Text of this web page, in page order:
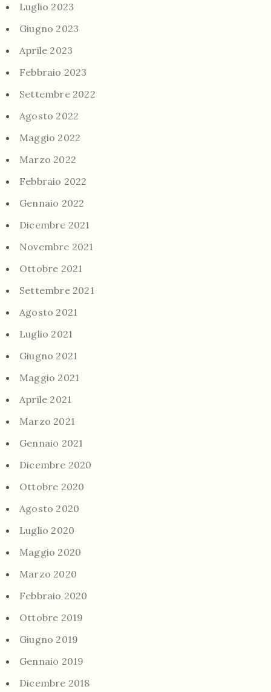
Luglio 2023
Giugno 2023
Aprile 2023
Febbraio 2023
Settembre 2022
Agosto 2022
Maggio 2022
Marzo 2022
Febbraio 2022
Gennaio 2022
Dicembre 2021
Novembre 2021
Ottobre 2021
Settembre 2021
Agosto 2021
Luglio 2021
Giugno 2021
Maggio 2021
Aprile 2021
Marzo 2021
Gennaio 2021
Dicembre 2020
Ottobre 2020
Agosto 2020
Luglio 2020
Maggio 2020
Marzo 2020
Febbraio 2020
Ottobre 2019
Giugno 2019
Gennaio 2019
Dicembre 2018